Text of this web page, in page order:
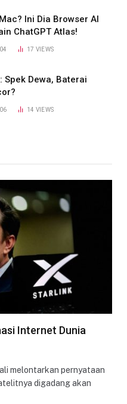
Ini Dia Browser AI
ChatGPT Atlas!
17 VIEWS
Spek Dewa, Baterai
14 VIEWS
Internet Dunia
melontarkan pernyataan
digadang akan